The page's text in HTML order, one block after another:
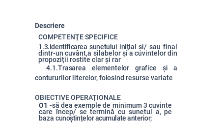
Descriere
COMPETENȚE SPECIFICE
1.3.Identificareasunetului inițial și/ sau final
dintr-un cuvânt,a silabelor și a cuvintelor din
propoziții rostite clar și rar
4.1.Trasarea elementelor grafice șia
contururilor literelor,folosind resurse variate
OBIECTIVE OPERAȚIONALE
O1 -să dea exemple de minimum 3 cuvinte
care încep/ se termină cu sunetul a, pe
bazacunoștințeloracumulateanterior;